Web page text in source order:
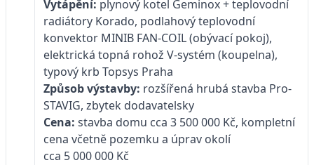
Vytápění: plynový kotel Geminox + teplovodní
radiátory Korado, podlahový teplovodní
konvektor MINIB FAN-COIL (obývací pokoj),
elektrická topná rohož V-systém (koupelna),
typový krb Topsys Praha
Způsob výstavby: rozšířená hrubá stavba Pro-
STAVIG, zbytek dodavatelsky
Cena: stavba domu cca 3 500 000 Kč, kompletní
cena včetně pozemku a úprav okolí
cca 5 000 000 Kč